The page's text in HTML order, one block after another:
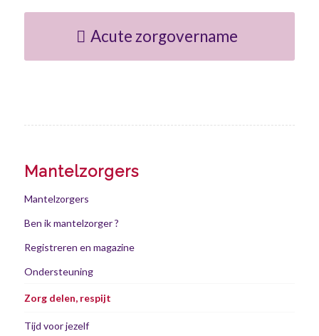
Acute zorgovername
Mantelzorgers
Mantelzorgers
Ben ik mantelzorger ?
Registreren en magazine
Ondersteuning
Zorg delen, respijt
Tijd voor jezelf